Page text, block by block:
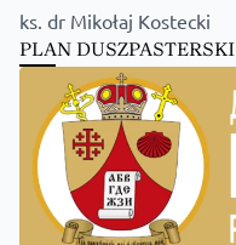
ks. dr Mikołaj Kostecki
PLAN DUSZPASTERSKI